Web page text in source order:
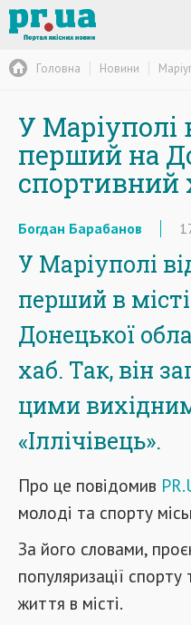
Головна Новини
У Маріуполі
перший на
спортивний
Богдан Барабанов
У Маріуполі
перший в
Донецької
хаб. Так, він
цими
«Іллічівець».
Про це повідомив
молоді та спорту
За його словами,
популяризації
життя в місті.